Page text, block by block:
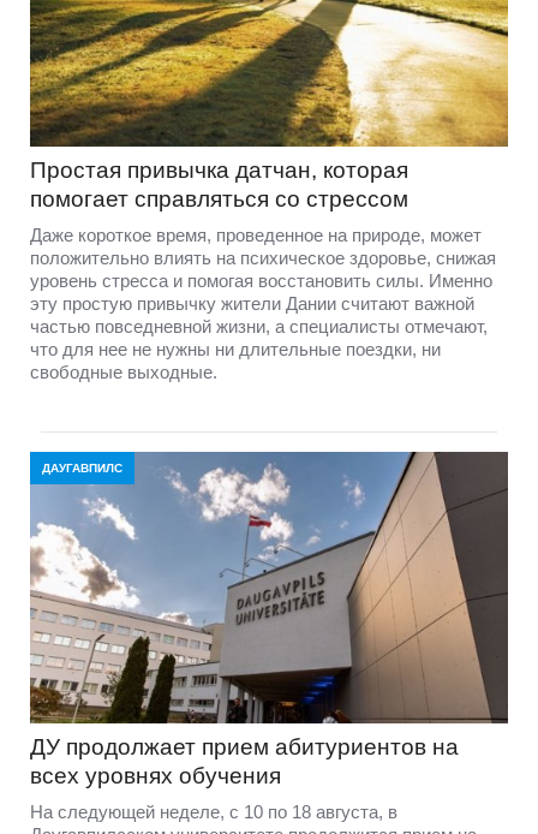
Простая привычка датчан, которая
помогает справляться со стрессом
Даже короткое время, проведенное на природе, может
положительно влиять на психическое здоровье, снижая
уровень стресса и помогая восстановить силы. Именно
эту простую привычку жители Дании считают важной
частью повседневной жизни, а специалисты отмечают,
что для нее не нужны ни длительные поездки, ни
свободные выходные.
ДАУГАВПИЛС
ДУ продолжает прием абитуриентов на
всех уровнях обучения
На следующей неделе, с 10 по 18 августа, в